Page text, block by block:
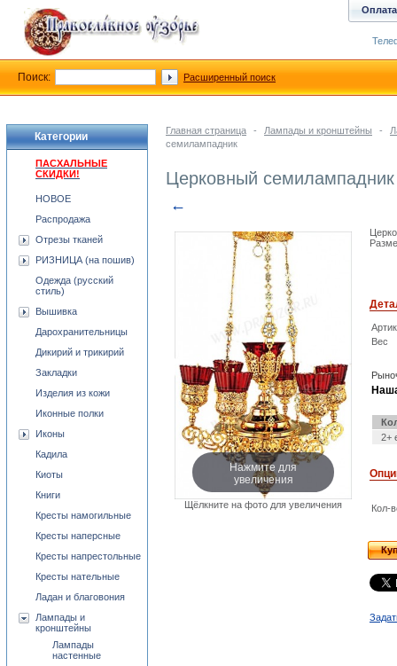
Главная страница - Лампады и кронштейны -
семилампадник
Церковный семилампадник
←
Нажмите для
увеличения
Щёлкните на фото для увеличения
Вес
2+
Кол-
Категории
ПАСХАЛЬНЫЕ
СКИДКИ!
НОВОЕ
Распродажа
Отрезы тканей
РИЗНИЦА (на пошив)
Одежда (русский
стиль)
Вышивка
Дарохранительницы
Дикирий и трикирий
Закладки
Изделия из кожи
Иконные полки
Иконы
Кадила
Киоты
Книги
Кресты намогильные
Кресты наперсные
Кресты напрестольные
Кресты нательные
Ладан и благовония
Лампады и
кронштейны
Лампады
настенные
Оплата
Поиск: Расширенный поиск